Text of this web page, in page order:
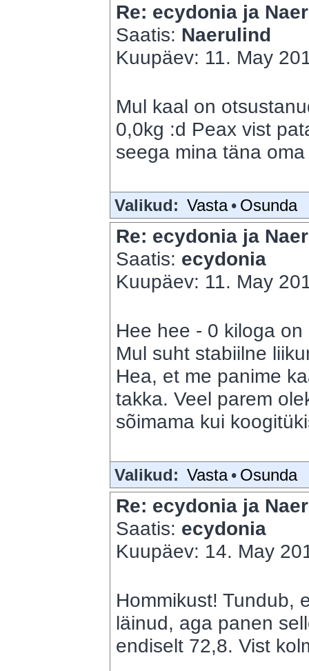
Re: ecydonia ja
Saatis: Naerulind
Kuupäev: 11. May
Mul kaal on
0,0kg :d Peax vist
seega mina täna
Valikud: Vasta • Osunda
Re: ecydonia ja
Saatis: ecydonia
Kuupäev: 11. May
Hee hee - 0 kiloga
Mul suht stabiilne
Hea, et me panime
takka. Veel parem
sõimama kui
Valikud: Vasta • Osunda
Re: ecydonia ja
Saatis: ecydonia
Kuupäev: 14. May
Hommikust! Tundub,
läinud, aga panen
endiselt 72,8. Vist